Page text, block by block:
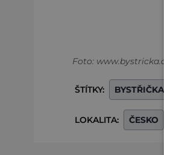
Foto: www.bystricka.cz,
ŠTÍTKY: BYSTŘIČKA
LOKALITA: ČESKO